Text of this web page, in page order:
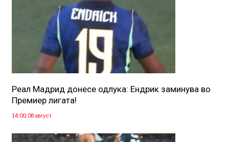
Реал Мадрид донесе одлука: Eндрик заминува во
Премиер лигата!
14:00, 08 август